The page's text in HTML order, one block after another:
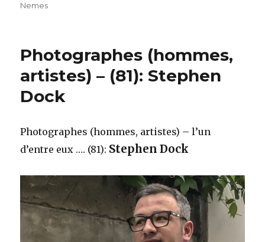
Nemes
Photographes (hommes,
artistes) – (81): Stephen
Dock
Photographes (hommes, artistes) – l’un
d’entre eux …. (81): Stephen Dock